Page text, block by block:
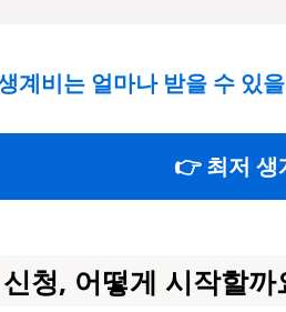
계비는 얼마나 받을 수 있
👉 최저 생
청, 어떻게 시작할까